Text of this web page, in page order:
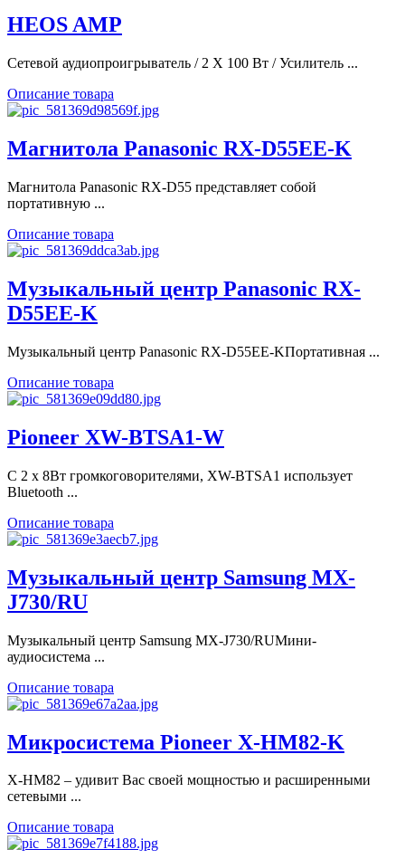
HEOS AMP
Сетевой аудиопроигрыватель / 2 Х 100 Вт / Усилитель ...
Описание товара
Магнитола Panasonic RX-D55EE-K
Магнитола Panasonic RX-D55 представляет собой
портативную ...
Описание товара
Музыкальный центр Panasonic RX-
D55EE-K
Музыкальный центр Panasonic RX-D55EE-KПортативная ...
Описание товара
Pioneer XW-BTSA1-W
С 2 x 8Вт громкоговорителями, XW-BTSА1 использует
Bluetooth ...
Описание товара
Музыкальный центр Samsung MX-
J730/RU
Музыкальный центр Samsung MX-J730/RUМини-
аудиосистема ...
Описание товара
Микросистема Pioneer X-HM82-K
X-HM82 – удивит Вас своей мощностью и расширенными
сетевыми ...
Описание товара